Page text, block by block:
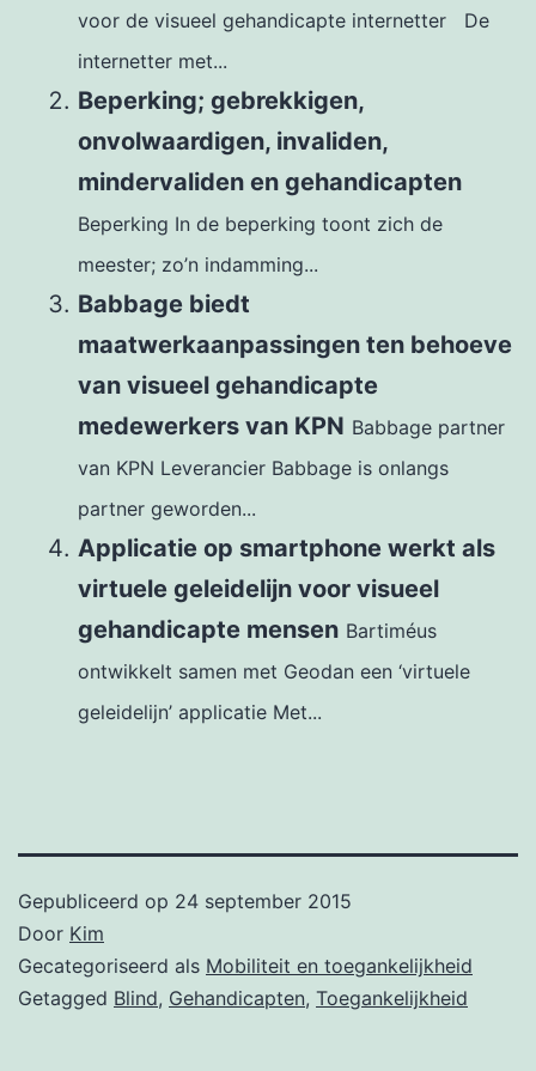
voor de visueel gehandicapte internetter De
internetter met...
Beperking; gebrekkigen,
onvolwaardigen, invaliden,
mindervaliden en gehandicapten
Beperking In de beperking toont zich de
meester; zo’n indamming...
Babbage biedt
maatwerkaanpassingen ten behoeve
van visueel gehandicapte
medewerkers van KPN Babbage partner
van KPN Leverancier Babbage is onlangs
partner geworden...
Applicatie op smartphone werkt als
virtuele geleidelijn voor visueel
gehandicapte mensen Bartiméus
ontwikkelt samen met Geodan een ‘virtuele
geleidelijn’ applicatie Met...
Gepubliceerd op 24 september 2015
Door Kim
Gecategoriseerd als Mobiliteit en toegankelijkheid
Getagged Blind, Gehandicapten, Toegankelijkheid